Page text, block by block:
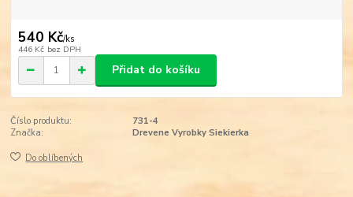
540 Kč/ks
446 Kč bez DPH
Přidat do košíku
Číslo produktu:
731-4
Značka:
Drevene Vyrobky Siekierka
Do oblíbených